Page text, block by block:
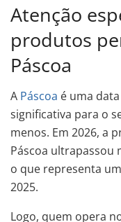
Atenção
produtos
Páscoa
A Páscoa é uma
significativa para o
menos. Em 2026, a
Páscoa ultrapassou
o que representa
2025.
Logo, quem opera